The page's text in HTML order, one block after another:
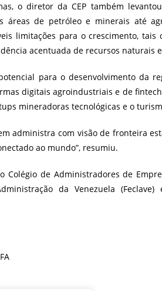
o diretor da CEP também
áreas de petróleo e minerais até
limitações para o crescimento,
acentuada de recursos naturais
para o desenvolvimento da
digitais agroindustriais e de
mineradoras tecnológicas e o
administra com visão de fronteira
ao mundo”, resumiu.
Colégio de Administradores de
da Venezuela